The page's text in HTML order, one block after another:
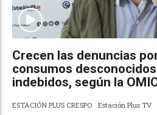
Crecen las denuncias
consumos
indebidos, según la
ESTACIÓN PLUS CRESPO Estación Plus TV